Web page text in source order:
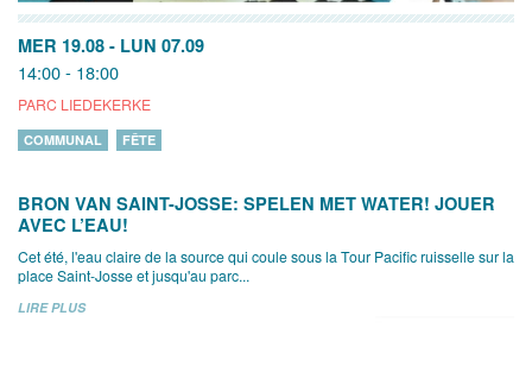
MER 19.08 - LUN 07.09
14:00 - 18:00
PARC LIEDEKERKE
COMMUNAL FÊTE
BRON VAN SAINT-JOSSE: SPELEN MET WATER! JOUER
AVEC L’EAU!
Cet été, l'eau claire de la source qui coule sous la Tour Pacific ruisselle sur la
place Saint-Josse et jusqu'au parc...
LIRE PLUS